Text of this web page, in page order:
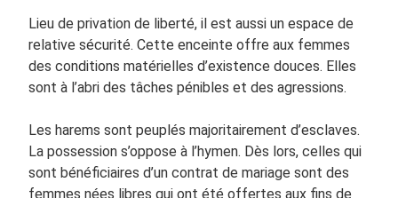
Lieu de privation de liberté, il est aussi un espace de
relative sécurité. Cette enceinte offre aux femmes
des conditions matérielles d’existence douces. Elles
sont à l’abri des tâches pénibles et des agressions.
Les harems sont peuplés majoritairement d’esclaves.
La possession s’oppose à l’hymen. Dès lors, celles qui
sont bénéficiaires d’un contrat de mariage sont des
femmes nées libres qui ont été offertes aux fins de